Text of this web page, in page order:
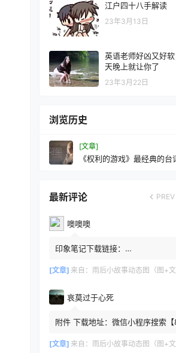
江户四十八手解读
23年3月13日
英语老师好凶又好
天晚上就让你了
23年3月22日
浏览历史
[文章]
《权利的游戏》最经典的台
最新评论 PREV
噢噢噢
印象笔记下载链接：
[文章] 来自： 雨后小故事动态图（图+文字
哀莫过于心死
附件 下载地址：微信小程序搜索
或保存下方二维码微信里...
[文章] 来自： 雨后小故事动态图（图+文字